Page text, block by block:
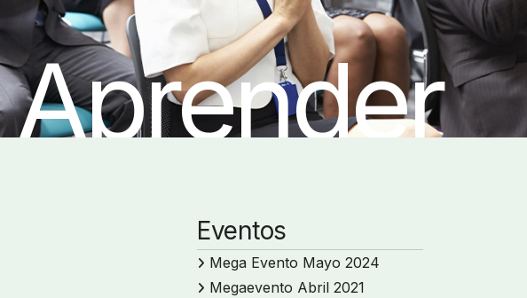
Aprender
Eventos
Mega Evento Mayo 2024
Megaevento Abril 2021